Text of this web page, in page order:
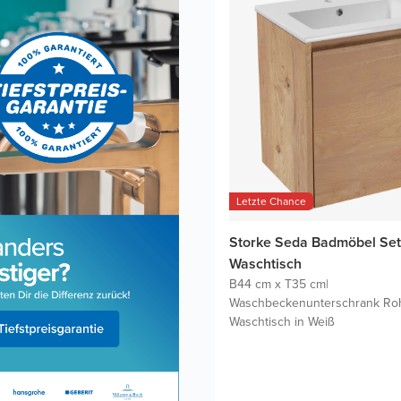
Letzte Chance
Storke Seda Badmöbel
Waschtisch
B44 cm x T35 cm|
Waschbeckenunterschrank
Waschtisch in Weiß